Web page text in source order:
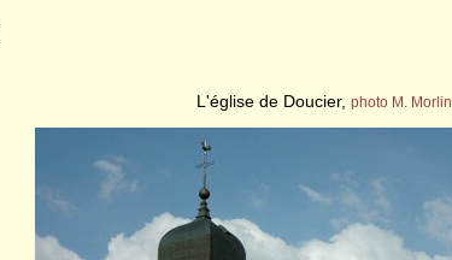
L'église de Doucier, photo M. Morlin